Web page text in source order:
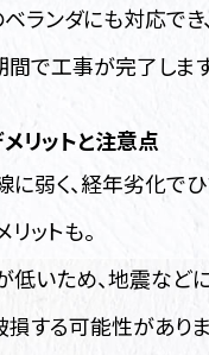
ランダにも対応でき
間で工事が完了します
リットと注意点
に弱く、経年劣化で
ットも。
低いため、地震など
損する可能性がありま